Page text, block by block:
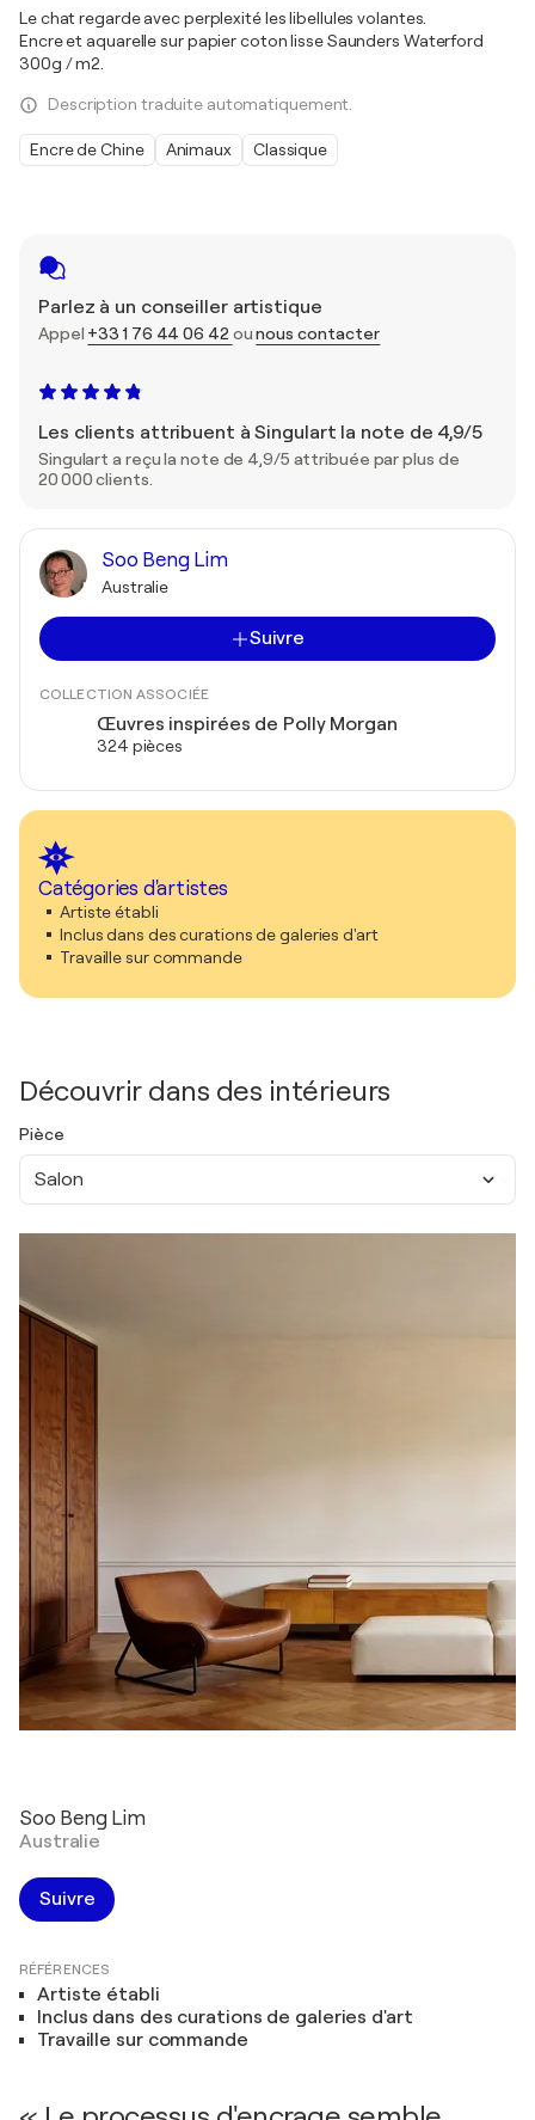
Parlez à un conseiller artistique
Appel +33 1 76 44 06 42 ounous contacter
Les clients attribuent à Singulart la note de 4,9/5
Singulart a reçu la note de 4,9/5 attribuée par plus de
20 000 clients.
Soo Beng Lim
Australie
Suivre
COLLECTION ASSOCIÉE
Œuvres inspirées de Polly Morgan
324 pièces
Catégories d'artistes
Artiste établi
Inclus dans des curations de galeries d'art
Travaille sur commande
Découvrir dans des intérieurs
Pièce
Salon
Le chat regarde avec perplexité les libellules volantes.
Encre et aquarelle sur papier coton lisse Saunders Waterford
300g / m2.
Description traduite automatiquement.
Encre de Chine Animaux Classique
Soo Beng Lim
Australie
Suivre
RÉFÉRENCES
Artiste établi
Inclus dans des curations de galeries d'art
Travaille sur commande